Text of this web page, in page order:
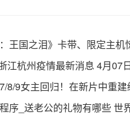
王国之泪》卡带、限定主
江杭州疫情最新消息 4月07
8/9女主回归！在新片中重
序_送老公的礼物有哪些 世